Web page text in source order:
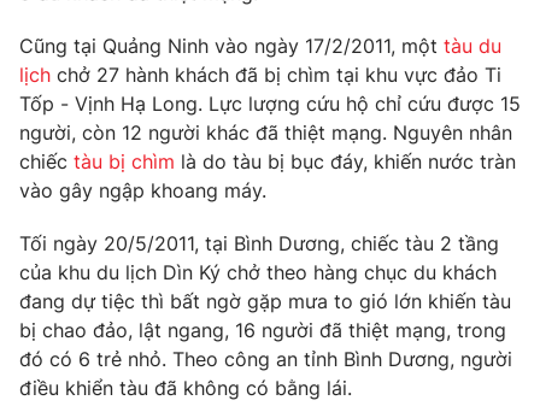
Thị trường
Góc doanh nghiệp
Truyền hình
Phim VTV
Hậu trường
Nhân vật
Khán giả
Giải sao mai
Giải trí
Điện ảnh
Sao
Đời sống
Du lịch
Làm đẹp
Chất lượng cuộc sống
Giáo dục
Tuyển sinh
Học trực tuyến
Công nghệ
Hitech Công nghệ tương lai
Giao lưu trực tuyến
Cũng tại Quảng Ninh vào ngày 17/2/2011, một tàu du
lịch chở 27 hành khách đã bị chìm tại khu vực đảo Ti
Tốp - Vịnh Hạ Long. Lực lượng cứu hộ chỉ cứu được 15
người, còn 12 người khác đã thiệt mạng. Nguyên nhân
chiếc tàu bị chìm là do tàu bị bục đáy, khiến nước tràn
vào gây ngập khoang máy.
Tối ngày 20/5/2011, tại Bình Dương, chiếc tàu 2 tầng
của khu du lịch Dìn Ký chở theo hàng chục du khách
đang dự tiệc thì bất ngờ gặp mưa to gió lớn khiến tàu
bị chao đảo, lật ngang, 16 người đã thiệt mạng, trong
đó có 6 trẻ nhỏ. Theo công an tỉnh Bình Dương, người
điều khiển tàu đã không có bằng lái.